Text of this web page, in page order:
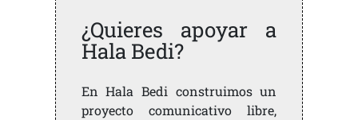
¿Quieres apoyar a
Hala Bedi?
En Hala Bedi construimos un
proyecto comunicativo libre,